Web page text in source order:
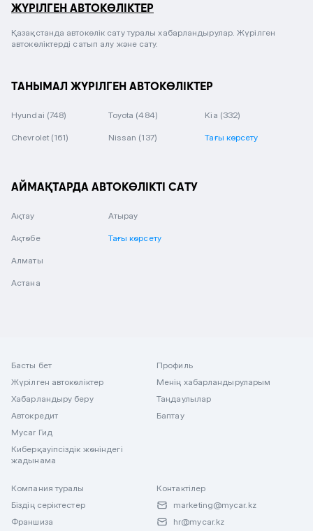
ЖҮРІЛГЕН АВТОКӨЛІКТЕР
Қазақстанда автокөлік сату туралы хабарландырулар. Жүрілген
автокөліктерді сатып алу және сату.
ТАНЫМАЛ ЖҮРІЛГЕН АВТОКӨЛІКТЕР
Hyundai (748) Toyota (484) Kia (332)
Chevrolet (161) Nissan (137) Тағы көрсету
АЙМАҚТАРДА АВТОКӨЛІКТІ САТУ
Ақтау
Ақтөбе
Алматы
Астана
Атырау
Тағы көрсету
Басты бет
Жүрілген автокөліктер
Хабарландыру беру
Автокредит
Mycar Гид
Киберқауіпсіздік жөніндегі
жадынама
Профиль
Менің хабарландыруларым
Таңдаулылар
Баптау
Компания туралы
Біздің серіктестер
Франшиза
Контактілер
marketing@mycar.kz
hr@mycar.kz